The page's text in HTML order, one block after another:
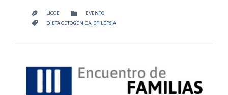
 LICCE  CATEGORY
EVENTO
 CATEGORY
DIETA CETOGÉNICA EPILEPSIA